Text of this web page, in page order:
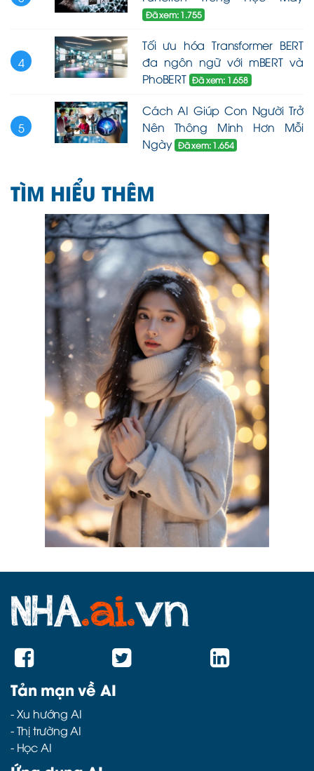
Đã xem: 1.755
4
Tối ưu hóa Transformer BERT
đa ngôn ngữ với mBERT và
PhoBERT Đã xem: 1.658
5
Cách AI Giúp Con Người Trở
Nên Thông Minh Hơn Mỗi
Ngày Đã xem: 1.654
TÌM HIỂU THÊM
Tản mạn về AI
-Xu hướng AI
-Thị trường AI
- Học AI